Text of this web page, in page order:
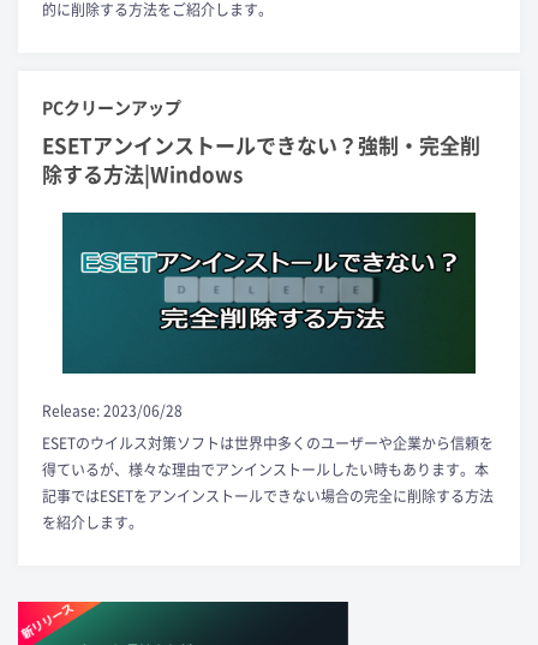
的に削除する方法をご紹介します。
PCクリーンアップ
ESETアンインストールできない？強制・完全削
除する方法|Windows
Release: 2023/06/28
ESETのウイルス対策ソフトは世界中多くのユーザーや企業から信頼を
得ているが、様々な理由でアンインストールしたい時もあります。本
記事ではESETをアンインストールできない場合の完全に削除する方法
を紹介します。